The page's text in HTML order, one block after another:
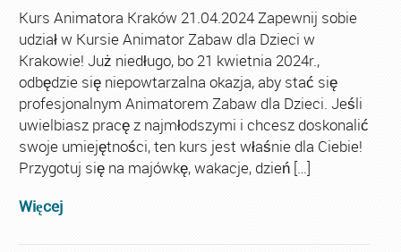
Kurs Animatora Kraków 21.04.2024 Zapewnij sobie
udział w Kursie Animator Zabaw dla Dzieci w
Krakowie! Już niedługo, bo 21 kwietnia 2024r.,
odbędzie się niepowtarzalna okazja, aby stać się
profesjonalnym Animatorem Zabaw dla Dzieci. Jeśli
uwielbiasz pracę z najmłodszymi i chcesz doskonalić
swoje umiejętności, ten kurs jest właśnie dla Ciebie!
Przygotuj się na majówkę, wakacje, dzień […]
Więcej